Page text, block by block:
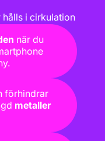
hålls i cirkulation
när du
förhindrar
metaller